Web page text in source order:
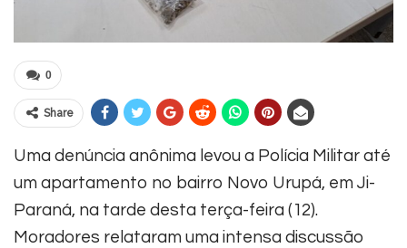
0
Share
Uma denúncia anônima levou a Polícia Militar até
um apartamento no bairro Novo Urupá, em Ji-
Paraná, na tarde desta terça-feira (12).
Moradores relataram uma intensa discussão